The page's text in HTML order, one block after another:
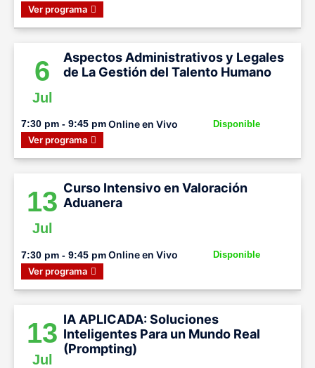
Ver programa
6
Jul
Aspectos Administrativos y Legales
de La Gestión del Talento Humano
7:30 pm - 9:45 pmOnline en Vivo Disponible
Ver programa
13
Jul
Curso Intensivo en Valoración
Aduanera
7:30 pm - 9:45 pmOnline en Vivo Disponible
Ver programa
13
Jul
IA APLICADA: Soluciones
Inteligentes Para un Mundo Real
(Prompting)